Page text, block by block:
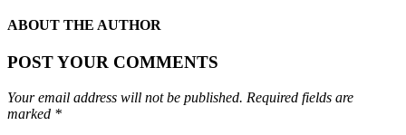
ABOUT THE AUTHOR
POST YOUR COMMENTS
Your email address will not be published. Required fields are
marked *